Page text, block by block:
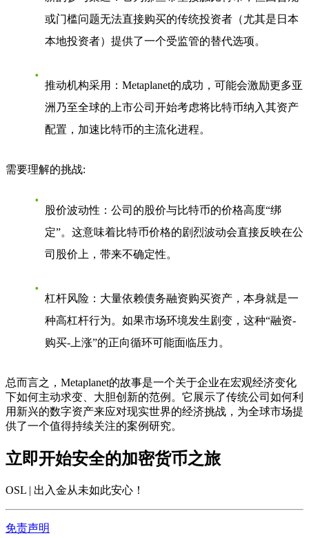
或门槛问题无法直接购买的传统投资者（尤其是日本
本地投资者）提供了一个受监管的替代选项。
推动机构采用 ：Metaplanet的成功，可能会激励更多亚
洲乃至全球的上市公司开始考虑将比特币纳入其资产
配置，加速比特币的主流化进程。
需要理解的挑战:
股价波动性 ：公司的股价与比特币的价格高度“绑
定”。这意味着比特币价格的剧烈波动会直接反映在公
司股价上，带来不确定性。
杠杆风险 ：大量依赖债务融资购买资产，本身就是一
种高杠杆行为。如果市场环境发生剧变，这种“融资-
购买-上涨”的正向循环可能面临压力。
总而言之，Metaplanet的故事是一个关于企业在宏观经济变化
下如何主动求变、大胆创新的范例。它展示了传统公司如何利
用新兴的数字资产来应对现实世界的经济挑战，为全球市场提
供了一个值得持续关注的案例研究。
立即开始安全的加密货币之旅
OSL | 出入金从未如此安心 ！
免责声明